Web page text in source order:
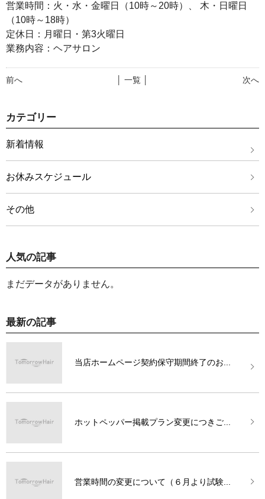
営業時間：火・水・金曜日（10時～20時）、 木・日曜日
（10時～18時）
定休日：月曜日・第3火曜日
業務内容：ヘアサロン
前へ 次へ
│ 一覧 │
カテゴリー
新着情報
お休みスケジュール
その他
人気の記事
まだデータがありません。
最新の記事
当店ホームページ契約保守期間終了のお...
ホットペッパー掲載プラン変更につきご...
営業時間の変更について（６月より試験...